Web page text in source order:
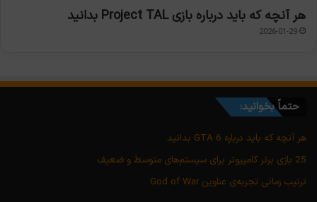
هر آنچه که باید درباره بازی Project TAL بدانید
2026-01-29
حتماً بخوانید:
هر آنچه که باید درباره GTA 6 بدانید
25 بازی برتر کامپیوتر برای سیستم‌های متوسط و ضعیف
ترتیب زمانی تجربه‌ی عناوین God of War